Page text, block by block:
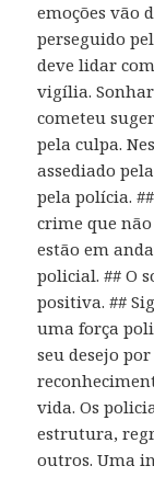
emoções vão
perseguido
deve lidar
vigília.
cometeu
pela culpa.
assediado
pela polícia.
crime que
estão em
policial. ## O
positiva. ##
uma força
seu desejo
vida. Os
estrutura,
outros. Uma